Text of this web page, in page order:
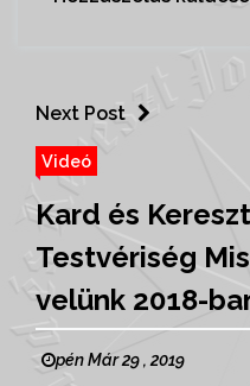
Next Post
Videó
Kard és
Testvériség
velünk 2018-
pén Már 29 , 2019